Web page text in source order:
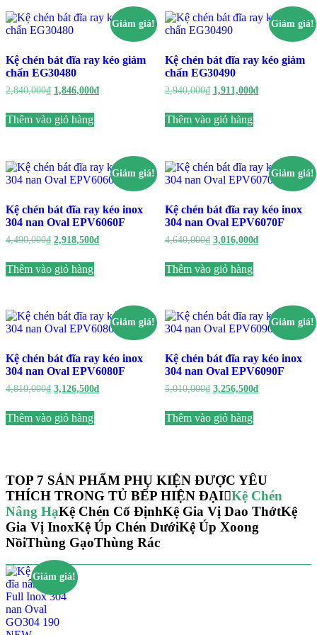
Giảm giá!
Kệ chén bát đĩa ray kéo giảm
chấn EG30480
2,840,000₫ Giá
là:
2,840,000₫.
1,846,000₫Giá
Thêm vào giỏ hàng
Giảm giá!
Kệ chén bát đĩa ray kéo giảm
chấn EG30490
2,940,000₫ Giá
là:
2,940,000₫.
1,911,000₫Giá
Thêm vào giỏ hàng
Giảm giá!
Kệ chén bát đĩa ray kéo inox
304 nan Oval EPV6060F
4,490,000₫ Giá
là:
4,490,000₫.
2,918,500₫Giá
Thêm vào giỏ hàng
Giảm giá!
Kệ chén bát đĩa ray kéo inox
304 nan Oval EPV6070F
4,640,000₫ Giá
là:
4,640,000₫.
3,016,000₫Giá
Thêm vào giỏ hàng
Giảm giá!
Kệ chén bát đĩa ray kéo inox
304 nan Oval EPV6080F
4,810,000₫ Giá
là:
4,810,000₫.
3,126,500₫Giá
Thêm vào giỏ hàng
Giảm giá!
Kệ chén bát đĩa ray kéo inox
304 nan Oval EPV6090F
5,010,000₫ Giá
là:
5,010,000₫.
3,256,500₫Giá
Thêm vào giỏ hàng
TOP 7 SẢN PHẨM PHỤ KIỆN ĐƯỢC YÊU
THÍCH TRONG TỦ BẾP HIỆN ĐẠI Kệ Chén
Nâng HạKệ Chén Cố ĐịnhKệ Gia Vị Dao ThớtKệ
Gia Vị InoxKệ Úp Chén DướiKệ Úp Xoong
NồiThùng GạoThùng Rác
Giảm giá!